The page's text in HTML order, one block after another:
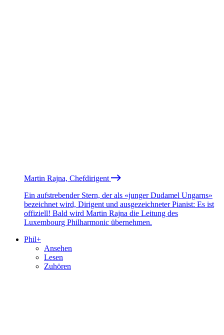
Martin Rajna, Chefdirigent
Ein aufstrebender Stern, der als «junger Dudamel Ungarns»
bezeichnet wird, Dirigent und ausgezeichneter Pianist: Es ist
offiziell! Bald wird Martin Rajna die Leitung des
Luxembourg Philharmonic übernehmen.
Phil+
Ansehen
Lesen
Zuhören